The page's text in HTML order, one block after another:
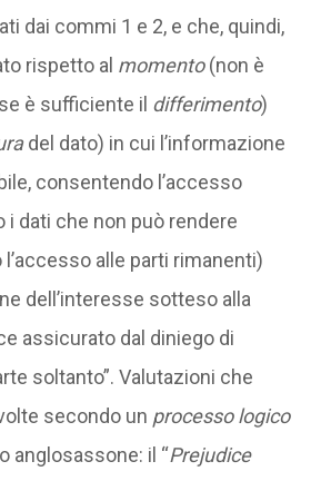
dai commi 1 e 2, e che, quindi,
rispetto al momento(non è
è sufficiente il differimento)
del dato) in cui l’informazione
consentendo l’accesso
i dati che non può rendere
alle parti rimanenti)
dell’interesse sotteso alla
assicurato dal diniego di
soltanto”. Valutazioni che
secondo un processo logico
anglosassone: il “Prejudice